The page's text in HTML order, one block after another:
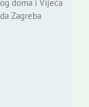
doma i Vijeća
Zagreba